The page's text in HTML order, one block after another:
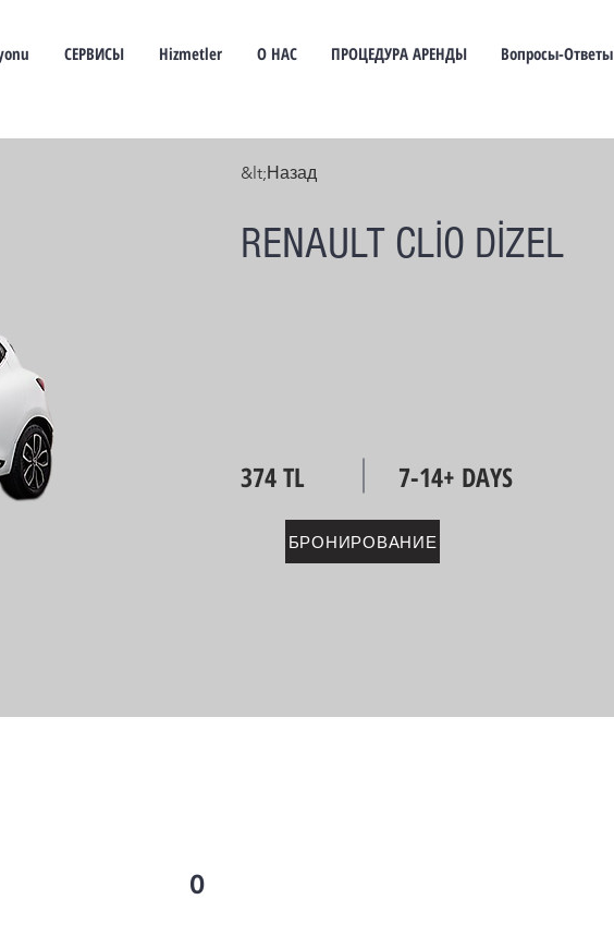
СЕРВИСЫ Hizmetler О НАС ПРОЦЕДУРА АРЕНДЫ Вопросы-Ответы
&lt;Назад
RENAULT CLİO DİZEL
374 TL 7-14+ DAYS
БРОНИРОВАНИЕ
О